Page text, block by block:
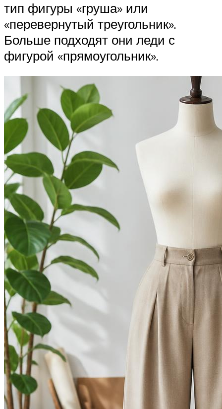
тип фигуры «груша» или
«перевернутый треугольник».
Больше подходят они леди с
фигурой «прямоугольник».